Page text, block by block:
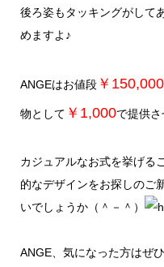
後ろ姿もタッキングがして
めますよ♪
ANGEはお値段￥150,000
物として ￥1,000で提供さ
カジュアルなお式を挙げる
的なデザインをお探しのご
いでしょうか（＾－＾）
ANGE、気になった方はぜ